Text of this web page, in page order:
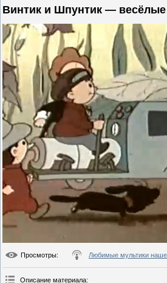
Винтик и Шпунтик — весёлые
Просмотры: Любимые мультики
Описание материала: